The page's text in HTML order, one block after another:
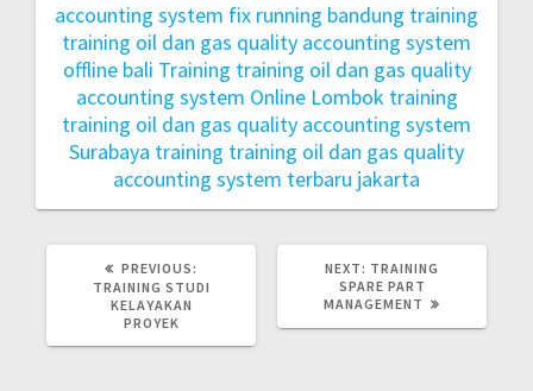
accounting system fix running bandung training
training oil dan gas quality accounting system
offline bali Training training oil dan gas quality
accounting system Online Lombok training
training oil dan gas quality accounting system
Surabaya training training oil dan gas quality
accounting system terbaru jakarta
PREVIOUS:
TRAINING STUDI
KELAYAKAN
PROYEK
NEXT: TRAINING
SPARE PART
MANAGEMENT